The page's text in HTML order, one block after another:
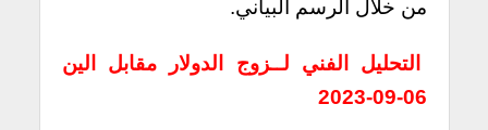
من خلال الرسم البياني.
التحليل الفني لــزوج الدولار مقابل الين
06-09-2023